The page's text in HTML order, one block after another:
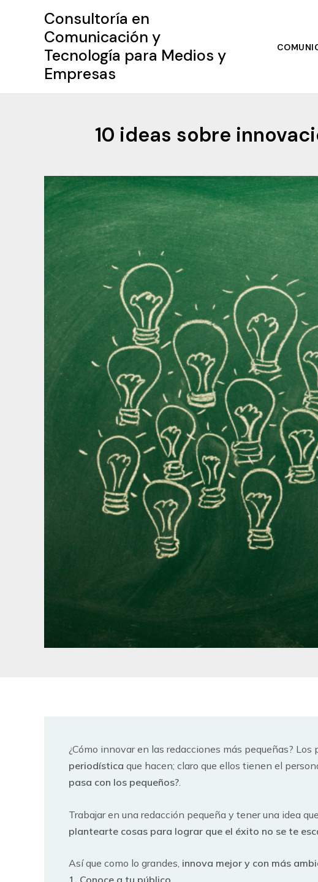
Consultoría en
Comunicación y
Tecnología para Medios y
Empresas
10 ideas sobre
¿Cómo innovar en las redacciones más pequeñas? Los
periodística que hacen; claro que ellos tienen el
pasa con los pequeños?
Trabajar en una redacción pequeña y tener una idea
plantearte cosas para lograr que el éxito no se te
Así que como lo grandes, innova mejor y con más